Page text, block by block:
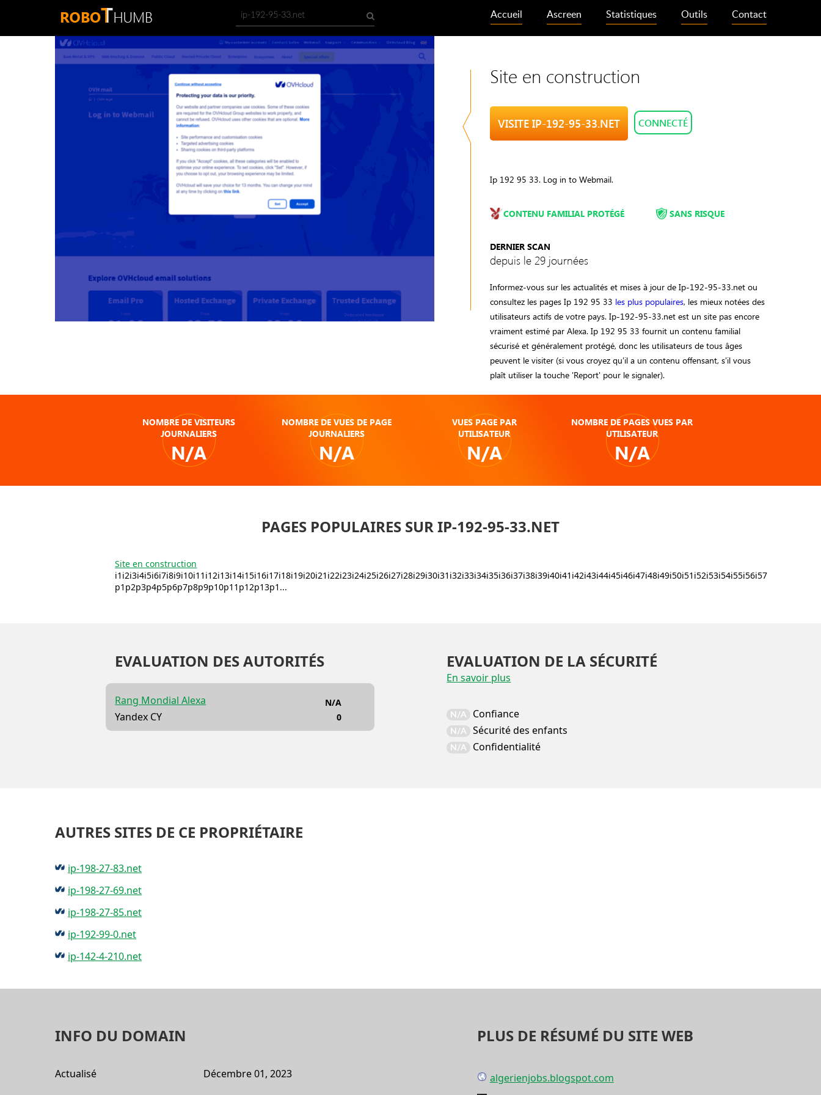
Accueil Ascreen Statistiques Outils Contact
Site en construction
VISITE IP-192-95-33.NET CONNECTÉ
Ip 192 95 33. Log in to Webmail.
CONTENU FAMILIAL PROTÉGÉ
DERNIER SCAN
depuis le 29 journées
SANS RISQUE
Informez-vous sur les actualités et mises à jour de Ip-192-95-33.net ou
consultez les pages Ip 192 95 33 les plus populaires, les mieux notées des
utilisateurs actifs de votre pays. Ip-192-95-33.net est un site pas encore
vraiment estimé par Alexa. Ip 192 95 33 fournit un contenu familial
sécurisé et généralement protégé, donc les utilisateurs de tous âges
peuvent le visiter (si vous croyez qu'il a un contenu offensant, s'il vous
plaît utiliser la touche 'Report' pour le signaler).
NOMBRE DE VISITEURS
JOURNALIERS
N/A
NOMBRE DE VUES DE PAGE
JOURNALIERS
N/A
VUES PAGE PAR
UTILISATEUR
N/A
NOMBRE DE PAGES VUES PAR
UTILISATEUR
N/A
PAGES POPULAIRES SUR IP-192-95-33.NET
Site en construction
i1i2i3i4i5i6i7i8i9i10i11i12i13i14i15i16i17i18i19i20i21i22i23i24i25i26i27i28i29i30i31i32i33i34i35i36i37i38i39i40i41i42i43i44i45i46i47i48i49i50i51i52i53i54i55i56i57
p1p2p3p4p5p6p7p8p9p10p11p12p13p1...
EVALUATION DES AUTORITÉS
Rang Mondial Alexa
Yandex CY
N/A
0
EVALUATION DE LA SÉCURITÉ
En savoir plus
N/A Confiance
N/A Sécurité des enfants
N/A Confidentialité
AUTRES SITES DE CE PROPRIÉTAIRE
ip-198-27-83.net
ip-198-27-69.net
ip-198-27-85.net
ip-192-99-0.net
ip-142-4-210.net
INFO DU DOMAIN
Actualisé Décembre 01, 2023
PLUS DE RÉSUMÉ DU SITE WEB
algerienjobs.blogspot.com